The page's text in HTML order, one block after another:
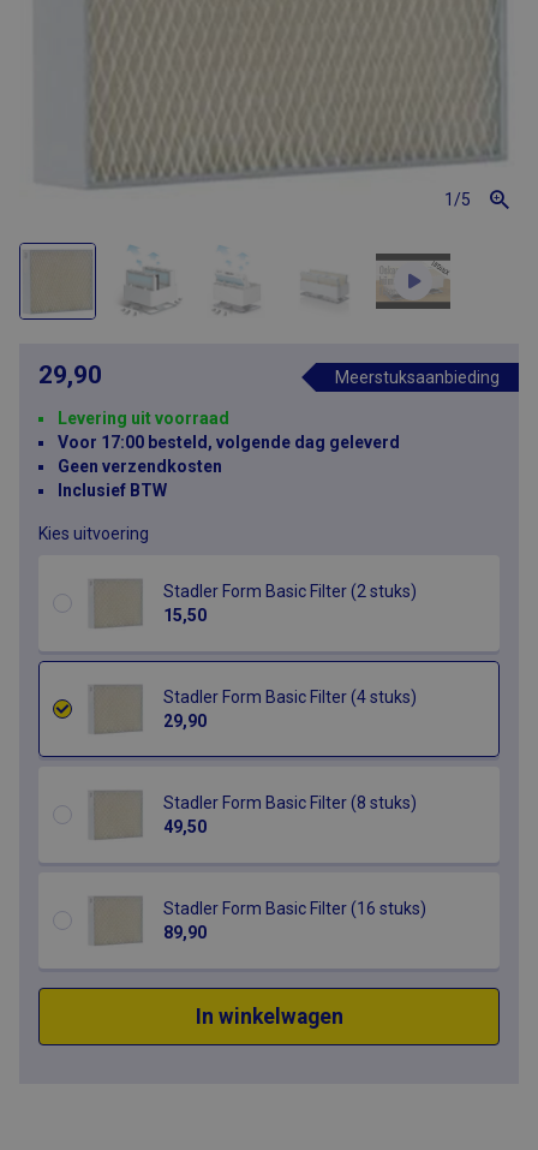
1 /5
Meerstuksaanbieding
29,90
Levering uit voorraad
Voor 17:00 besteld, volgende dag geleverd
Geen verzendkosten
Inclusief BTW
Kies uitvoering
Stadler Form Basic Filter (2 stuks)
15,50
Stadler Form Basic Filter (4 stuks)
29,90
Stadler Form Basic Filter (8 stuks)
49,50
Stadler Form Basic Filter (16 stuks)
89,90
In winkelwagen